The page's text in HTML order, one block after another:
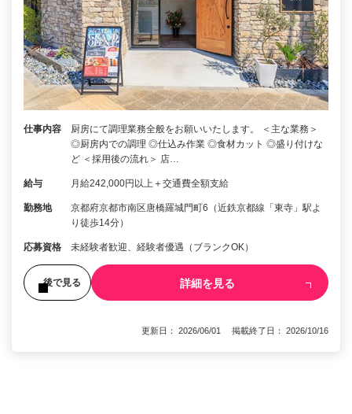
仕事内容
厨房にて調理業務全般をお願いいたします。 ＜主な業務＞
◎厨房内での調理 ◎仕込み作業 ◎食材カット ◎盛り付けな
ど ＜採用後の流れ＞ 店…
給与 月給242,000円以上＋交通費全額支給
勤務地
京都府京都市南区唐橋羅城門町6（近鉄京都線「東寺」駅よ
り徒歩14分）
応募資格 未経験者歓迎、経験者優遇（ブランクOK）
後で見る 詳細を見る
更新日： 2026/06/01 掲載終了日： 2026/10/16